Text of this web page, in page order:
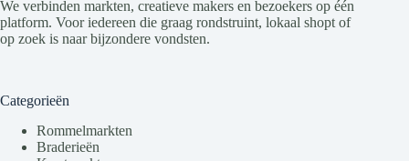
We verbinden markten, creatieve makers en bezoekers op één
platform. Voor iedereen die graag rondstruint, lokaal shopt of
op zoek is naar bijzondere vondsten.
Categorieën
Rommelmarkten
Braderieën